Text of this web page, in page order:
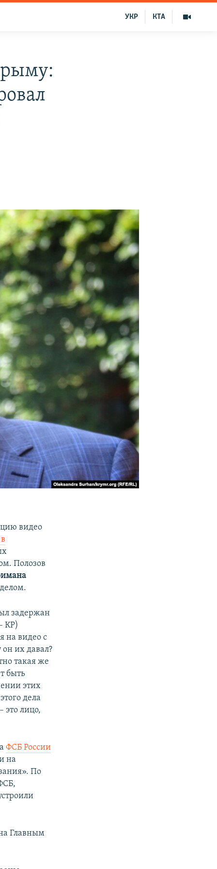
КТА
УКР
видео
Полозов
задержан
КР)
на видео с
их давал?
такая же
быть
этих
дела
это лицо,
ФСБ России
на
По
Главным